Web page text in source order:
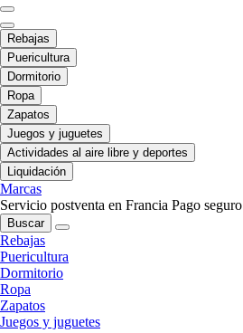
Rebajas
Puericultura
Dormitorio
Ropa
Zapatos
Juegos y juguetes
Actividades al aire libre y deportes
Liquidación
Marcas
Servicio postventa en Francia Pago seguro
Buscar
Rebajas
Puericultura
Dormitorio
Ropa
Zapatos
Juegos y juguetes